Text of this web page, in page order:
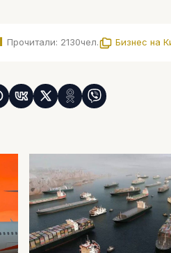
Прочитали: 2130чел. Бизнес на